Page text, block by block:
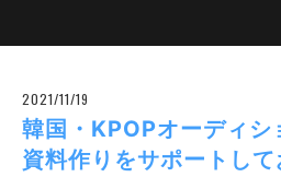
2021/11/19
韓国・KPOPオーディシ
資料作りをサポートして